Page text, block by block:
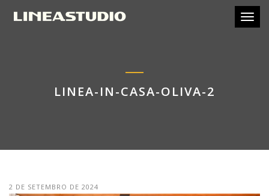
LINEA-IN-CASA-OLIVA-2
2 DE SETEMBRO DE 2024